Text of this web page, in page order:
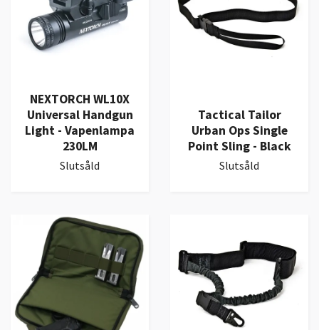
NEXTORCH WL10X
Universal Handgun
Light - Vapenlampa
230LM
Slutsåld
Tactical Tailor
Urban Ops Single
Point Sling - Black
Slutsåld